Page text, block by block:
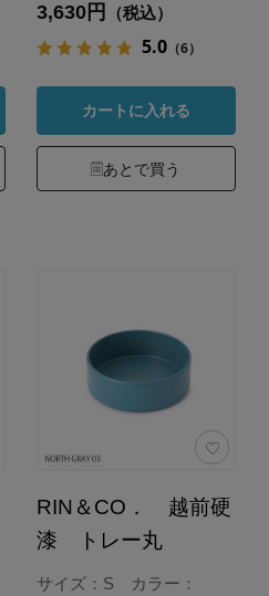
3,630円 （税込）
5.0（6）
カートに入れる
あとで買う
RIN＆CO． 越前硬
漆 トレー丸
サイズ：S カラー：